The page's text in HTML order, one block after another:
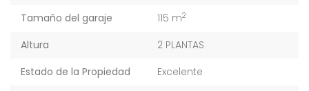
Tamaño del garaje
115 m2
Altura
2 PLANTAS
Estado de la Propiedad
Excelente